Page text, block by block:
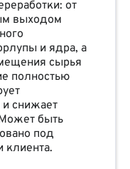
от
выходом
и ядра, а
сырья
полностью
снижает
быть
под
клиента.